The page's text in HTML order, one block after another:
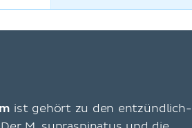
ist gehört zu den entzündlich-